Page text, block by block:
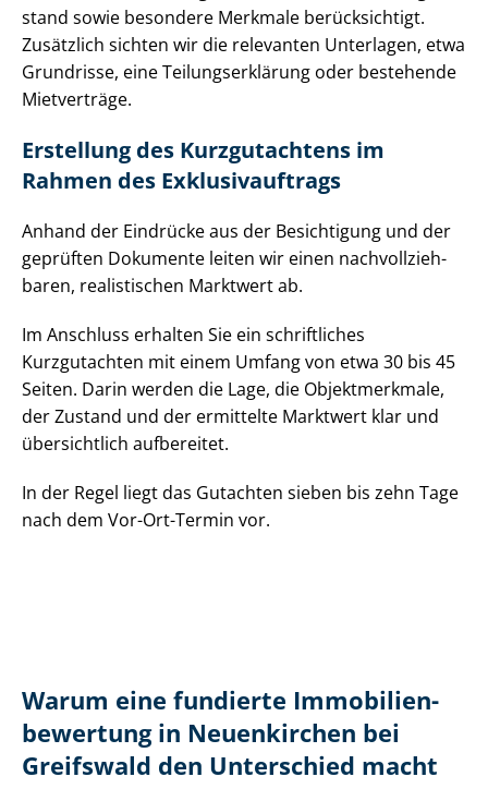
stand sowie besondere Merkmale berücksichtigt.
Zusätzlich sichten wir die relevanten Unterlagen, etwa
Grundrisse, eine Tei­lungs­er­klä­rung oder bestehende
Mietverträge.
Erstellung des Kurzgutachtens im
Rahmen des Ex­klu­siv­auf­trags
Anhand der Eindrücke aus der Besichtigung und der
geprüften Dokumente leiten wir einen nach­voll­zieh­
ba­ren, realistischen Marktwert ab.
Im Anschluss erhalten Sie ein schriftliches
Kurzgutachten mit einem Umfang von etwa 30 bis 45
Seiten. Darin werden die Lage, die Objektmerkmale,
der Zustand und der ermittelte Marktwert klar und
übersichtlich aufbereitet.
In der Regel liegt das Gutachten sieben bis zehn Tage
nach dem Vor-Ort-Termin vor.
Warum eine fundierte Im­mo­bi­li­en­
be­wer­tung in Neuenkirchen bei
Greifswald den Unterschied macht